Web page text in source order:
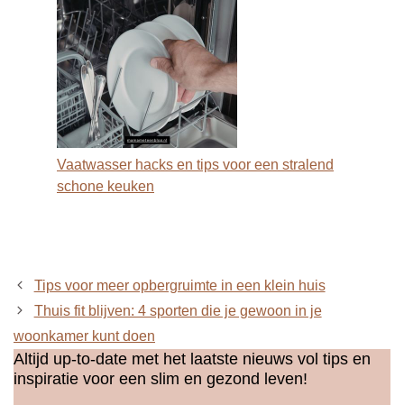
Vaatwasser hacks en tips voor een stralend
schone keuken
Tips voor meer opbergruimte in een klein huis
Thuis fit blijven: 4 sporten die je gewoon in je
woonkamer kunt doen
Altijd up-to-date met het laatste nieuws vol tips en
inspiratie voor een slim en gezond leven!